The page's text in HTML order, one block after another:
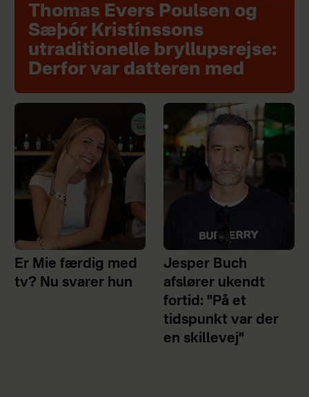
Thomas Evers Poulsen og
Sæþór Kristínssons
utraditionelle bryllupsrejse:
Derfor var datteren med
Er Mie færdig med
tv? Nu svarer hun
Jesper Buch
afslører ukendt
fortid: "På et
tidspunkt var der
en skillevej"